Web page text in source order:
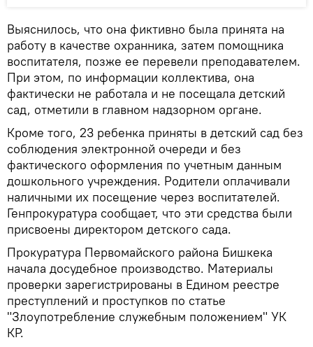
Выяснилось, что она фиктивно была принята на
работу в качестве охранника, затем помощника
воспитателя, позже ее перевели преподавателем.
При этом, по информации коллектива, она
фактически не работала и не посещала детский
сад, отметили в главном надзорном органе.
Кроме того, 23 ребенка приняты в детский сад без
соблюдения электронной очереди и без
фактического оформления по учетным данным
дошкольного учреждения. Родители оплачивали
наличными их посещение через воспитателей.
Генпрокуратура сообщает, что эти средства были
присвоены директором детского сада.
Прокуратура Первомайского района Бишкека
начала досудебное производство. Материалы
проверки зарегистрированы в Едином реестре
преступлений и проступков по статье
"Злоупотребление служебным положением" УК
КР.